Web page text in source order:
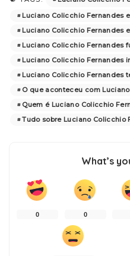
Luciano Colicchio Fernandes
Luciano Colicchio Fernandes
Luciano Colicchio Fernandes
Luciano Colicchio Fernandes
Luciano Colicchio Fernandes
O que aconteceu com
Quem é Luciano Colicchio
Tudo sobre Luciano Colicchio
What’s
0 0